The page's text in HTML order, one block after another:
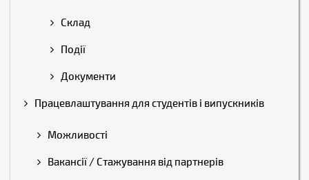
Склад
Події
Документи
Працевлаштування для студентів і випускників
Можливості
Вакансії / Стажування від партнерів